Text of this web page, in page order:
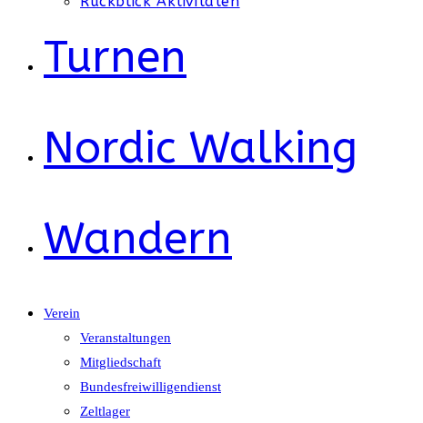
Turnen
Nordic Walking
Wandern
Verein
Veranstaltungen
Mitgliedschaft
Bundesfreiwilligendienst
Zeltlager